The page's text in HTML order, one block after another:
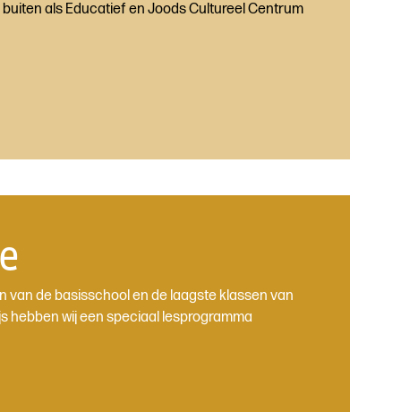
als Educatief en Joods Cultureel Centrum
van de basisschool en de laagste klassen van
hebben wij een speciaal lesprogramma